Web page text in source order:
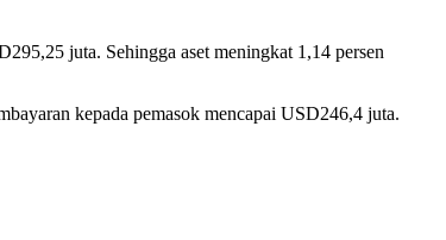
juta. Sehingga aset meningkat 1,14 persen
kepada pemasok mencapai USD246,4 juta.